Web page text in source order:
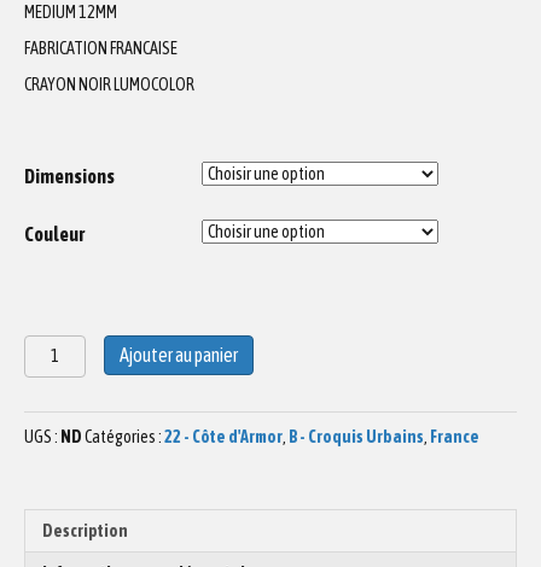
MEDIUM 12MM
FABRICATION FRANCAISE
CRAYON NOIR LUMOCOLOR
Dimensions
Couleur
quantité
de
Notre
Dame
garde
Dahouët
Impression
Ajouter au panier
UGS : NDCatégories :22 - Côte d'Armor B - Croquis Urbains France
Description